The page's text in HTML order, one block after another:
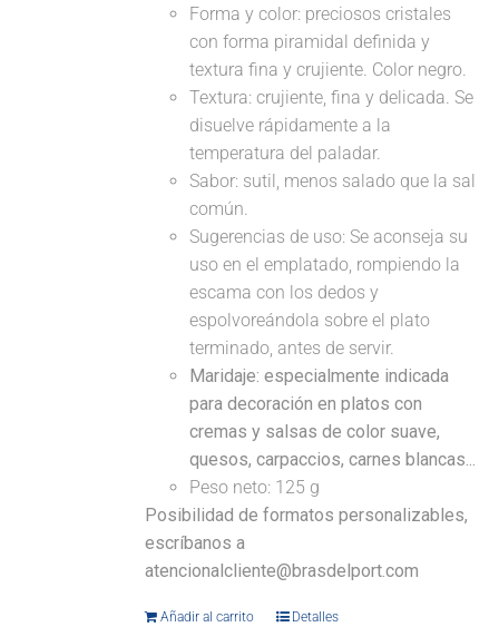
Forma y color: preciosos cristales
con forma piramidal definida y
textura fina y crujiente. Color negro.
Textura: crujiente, fina y delicada. Se
disuelve rápidamente a la
temperatura del paladar.
Sabor: sutil, menos salado que la sal
común.
Sugerencias de uso: Se aconseja su
uso en el emplatado, rompiendo la
escama con los dedos y
espolvoreándola sobre el plato
terminado, antes de servir.
Maridaje: especialmente indicada
para decoración en platos con
cremas y salsas de color suave,
quesos, carpaccios, carnes blancas...
Peso neto: 125 g
Posibilidad de formatos personalizables,
escríbanos a
atencionalcliente@brasdelport.com
Añadir al carrito Detalles